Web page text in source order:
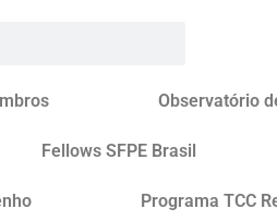
Observatório
Fellows SFPE Brasil
Programa TCC